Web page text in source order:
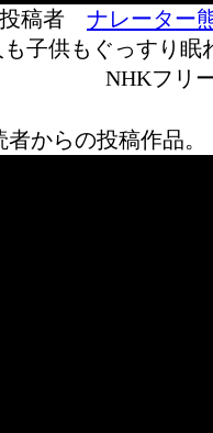
投稿者 ナレーター
も子供もぐっすり
NHKフリ
者からの投稿作品